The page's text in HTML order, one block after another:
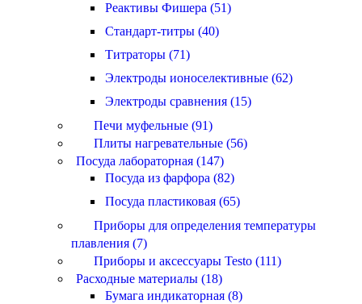
Реактивы Фишера (51)
Стандарт-титры (40)
Титраторы (71)
Электроды ионоселективные (62)
Электроды сравнения (15)
Печи муфельные (91)
Плиты нагревательные (56)
Посуда лабораторная (147)
Посуда из фарфора (82)
Посуда пластиковая (65)
Приборы для определения температуры
плавления (7)
Приборы и аксессуары Testo (111)
Расходные материалы (18)
Бумага индикаторная (8)